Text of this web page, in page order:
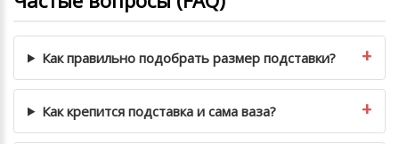
Как правильно подобрать размер подставки?
Как крепится подставка и сама ваза?